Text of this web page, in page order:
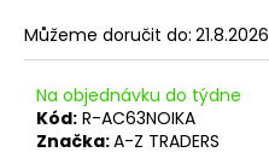
Můžeme doručit do: 21.8.2026
Na objednávku do týdne
Kód: R-AC63NOIKA
Značka:A-Z TRADERS
D
o
p
o